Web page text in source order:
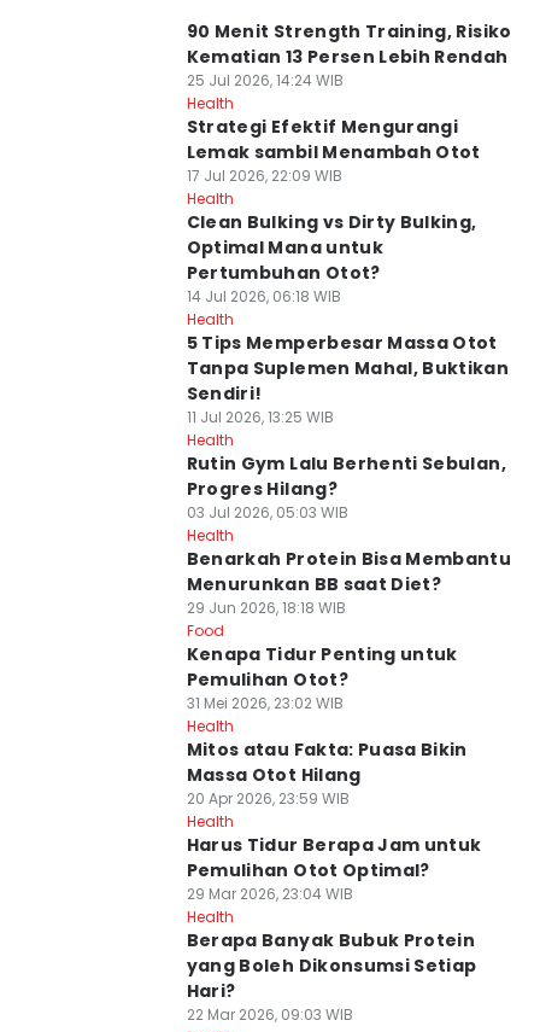
90 Menit Strength Training, Risiko
Kematian 13 Persen Lebih Rendah
25 Jul 2026, 14:24 WIB
Health
Strategi Efektif Mengurangi
Lemak sambil Menambah Otot
17 Jul 2026, 22:09 WIB
Health
Clean Bulking vs Dirty Bulking,
Optimal Mana untuk
Pertumbuhan Otot?
14 Jul 2026, 06:18 WIB
Health
5 Tips Memperbesar Massa Otot
Tanpa Suplemen Mahal, Buktikan
Sendiri!
11 Jul 2026, 13:25 WIB
Health
Rutin Gym Lalu Berhenti Sebulan,
Progres Hilang?
03 Jul 2026, 05:03 WIB
Health
Benarkah Protein Bisa Membantu
Menurunkan BB saat Diet?
29 Jun 2026, 18:18 WIB
Food
Kenapa Tidur Penting untuk
Pemulihan Otot?
31 Mei 2026, 23:02 WIB
Health
Mitos atau Fakta: Puasa Bikin
Massa Otot Hilang
20 Apr 2026, 23:59 WIB
Health
Harus Tidur Berapa Jam untuk
Pemulihan Otot Optimal?
29 Mar 2026, 23:04 WIB
Health
Berapa Banyak Bubuk Protein
yang Boleh Dikonsumsi Setiap
Hari?
22 Mar 2026, 09:03 WIB